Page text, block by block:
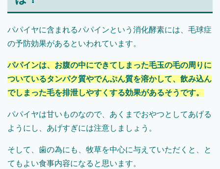
パパイヤに含まれるパパインという消化酵素には、毛球症
の予防効果があるといわれています。
パパインは、お腹の中にできてしまった毛玉の毛の周りに
ついているタンパク質やでんぷん質を溶かして、飲み込ん
でしまった毛を排泄しやすくする効果があるそうです。
パパイヤは甘いものなので、あくまでおやつとしてあげる
ようにし、あげすぎには注意しましょう。
そして、歯の為にも、牧草を中心に与えていただくと、と
てもよい食事内容になると思います。